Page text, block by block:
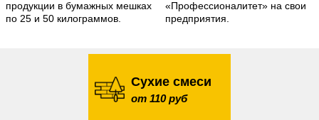
продукции в бумажных мешках
по 25 и 50 килограммов.
«Профессионалитет» на свои
предприятия.
Сухие смеси
от 110 руб